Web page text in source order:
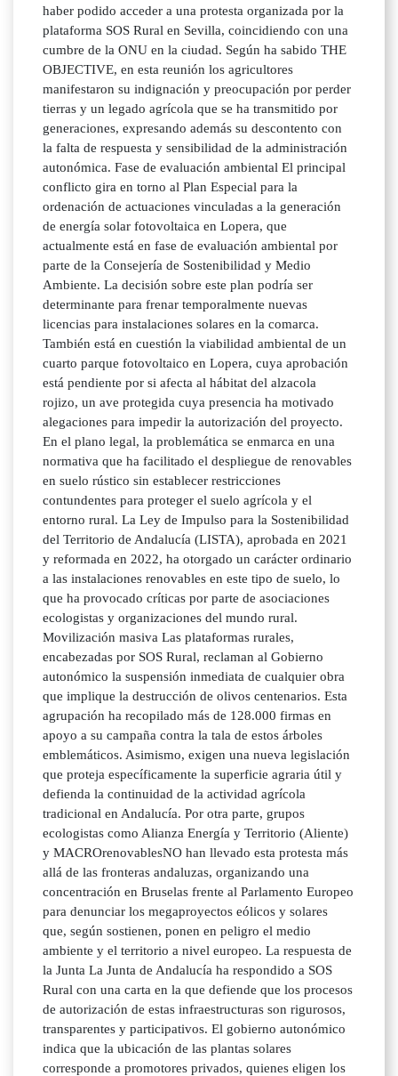
haber podido acceder a una protesta organizada por la
plataforma SOS Rural en Sevilla, coincidiendo con una
cumbre de la ONU en la ciudad. Según ha sabido THE
OBJECTIVE, en esta reunión los agricultores
manifestaron su indignación y preocupación por perder
tierras y un legado agrícola que se ha transmitido por
generaciones, expresando además su descontento con
la falta de respuesta y sensibilidad de la administración
autonómica. Fase de evaluación ambiental El principal
conflicto gira en torno al Plan Especial para la
ordenación de actuaciones vinculadas a la generación
de energía solar fotovoltaica en Lopera, que
actualmente está en fase de evaluación ambiental por
parte de la Consejería de Sostenibilidad y Medio
Ambiente. La decisión sobre este plan podría ser
determinante para frenar temporalmente nuevas
licencias para instalaciones solares en la comarca.
También está en cuestión la viabilidad ambiental de un
cuarto parque fotovoltaico en Lopera, cuya aprobación
está pendiente por si afecta al hábitat del alzacola
rojizo, un ave protegida cuya presencia ha motivado
alegaciones para impedir la autorización del proyecto.
En el plano legal, la problemática se enmarca en una
normativa que ha facilitado el despliegue de renovables
en suelo rústico sin establecer restricciones
contundentes para proteger el suelo agrícola y el
entorno rural. La Ley de Impulso para la Sostenibilidad
del Territorio de Andalucía (LISTA), aprobada en 2021
y reformada en 2022, ha otorgado un carácter ordinario
a las instalaciones renovables en este tipo de suelo, lo
que ha provocado críticas por parte de asociaciones
ecologistas y organizaciones del mundo rural.
Movilización masiva Las plataformas rurales,
encabezadas por SOS Rural, reclaman al Gobierno
autonómico la suspensión inmediata de cualquier obra
que implique la destrucción de olivos centenarios. Esta
agrupación ha recopilado más de 128.000 firmas en
apoyo a su campaña contra la tala de estos árboles
emblemáticos. Asimismo, exigen una nueva legislación
que proteja específicamente la superficie agraria útil y
defienda la continuidad de la actividad agrícola
tradicional en Andalucía. Por otra parte, grupos
ecologistas como Alianza Energía y Territorio (Aliente)
y MACROrenovablesNO han llevado esta protesta más
allá de las fronteras andaluzas, organizando una
concentración en Bruselas frente al Parlamento Europeo
para denunciar los megaproyectos eólicos y solares
que, según sostienen, ponen en peligro el medio
ambiente y el territorio a nivel europeo. La respuesta de
la Junta La Junta de Andalucía ha respondido a SOS
Rural con una carta en la que defiende que los procesos
de autorización de estas infraestructuras son rigurosos,
transparentes y participativos. El gobierno autonómico
indica que la ubicación de las plantas solares
corresponde a promotores privados, quienes eligen los